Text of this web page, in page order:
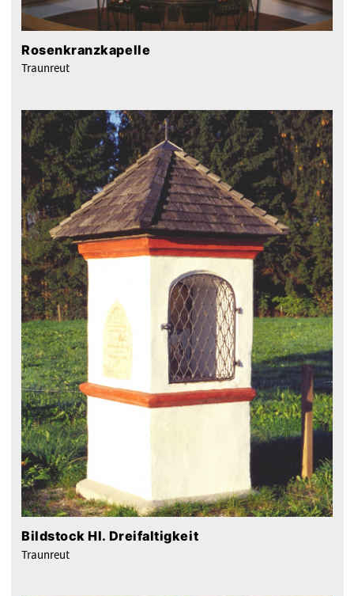
Rosenkranzkapelle
Traunreut
Bildstock Hl. Dreifaltigkeit
Traunreut